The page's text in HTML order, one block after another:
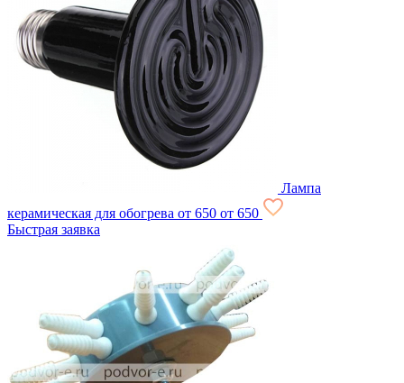
Лампа
керамическая для обогрева от 650 от 650
Быстрая заявка